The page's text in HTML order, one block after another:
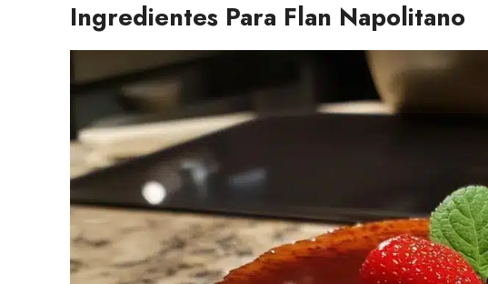
Ingredientes Para Flan Napolitano